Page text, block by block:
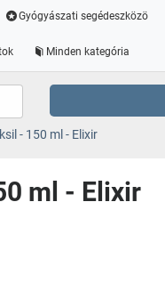
Gyógyászati segédeszközö
Minden kategória
- 150 ml - Elixir
ml - Elixir